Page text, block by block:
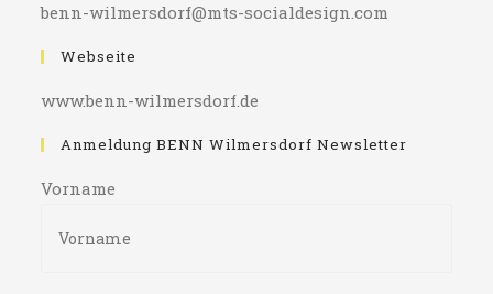
benn-wilmersdorf@mts-socialdesign.com
Webseite
www.benn-wilmersdorf.de
Anmeldung BENN Wilmersdorf Newsletter
Vorname